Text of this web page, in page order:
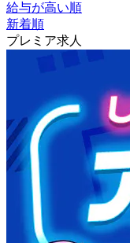
給与が高い順
新着順
プレミア求人